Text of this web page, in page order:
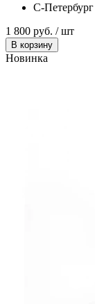
С-Петербург
1 800 руб. / шт
В корзину
Новинка